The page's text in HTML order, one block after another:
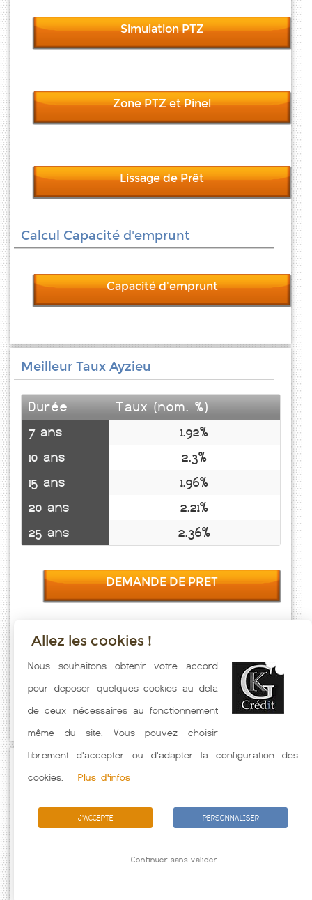
Simulation PTZ
Zone PTZ et Pinel
Lissage de Prêt
Calcul Capacité d'emprunt
Capacité d'emprunt
Meilleur Taux Ayzieu
Durée
Taux (nom. %)
7 ans
1.92%
10 ans
2.3%
15 ans
1.96%
20 ans
2.21%
25 ans
2.36%
DEMANDE DE PRET
Taux emprunt actualisés (Ayzieu) toutes les semaines. Taux Immobilier
pratiqués par nos partenaires bancaires. Meilleur Taux hors
assurance. Taux crédit immobilier indicatif fonction des
caractéristiques de l'emprunteur.
Allez les cookies !
Nous souhaitons obtenir votre accord
pour déposer quelques cookies au delà
de ceux nécessaires au fonctionnement
même du site. Vous pouvez choisir
librement d'accepter ou d'adapter la configuration des
cookies.
Plus d'infos
J'ACCEPTE PERSONNALISER
Continuer sans valider